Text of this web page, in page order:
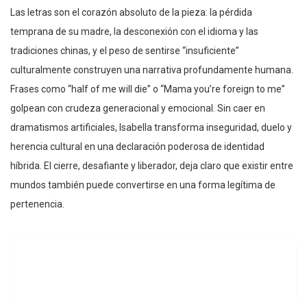
Las letras son el corazón absoluto de la pieza: la pérdida
temprana de su madre, la desconexión con el idioma y las
tradiciones chinas, y el peso de sentirse “insuficiente”
culturalmente construyen una narrativa profundamente humana.
Frases como “half of me will die” o “Mama you’re foreign to me”
golpean con crudeza generacional y emocional. Sin caer en
dramatismos artificiales, Isabella transforma inseguridad, duelo y
herencia cultural en una declaración poderosa de identidad
híbrida. El cierre, desafiante y liberador, deja claro que existir entre
mundos también puede convertirse en una forma legítima de
pertenencia.